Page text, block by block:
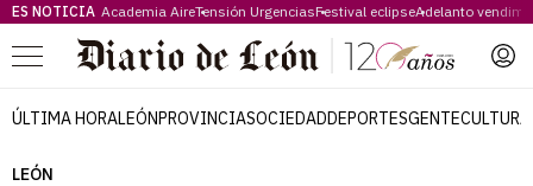
ES NOTICIA Academia AireTensión UrgenciasFestival eclipseAdelanto
Menú
ÚLTIMA HORALEÓNPROVINCIASOCIEDADDEPORTESGENTECULTURA
LEÓN